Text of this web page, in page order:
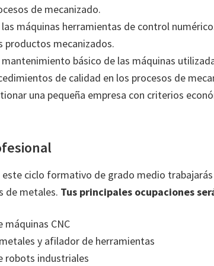
de mecanizado.
máquinas herramientas de control
productos mecanizados.
mantenimiento básico de las máquinas
de calidad en los procesos de
una pequeña empresa con criterios
este ciclo formativo de grado medio
de metales. Tus principales ocupaciones
máquinas CNC
y afilador de herramientas
robots industriales